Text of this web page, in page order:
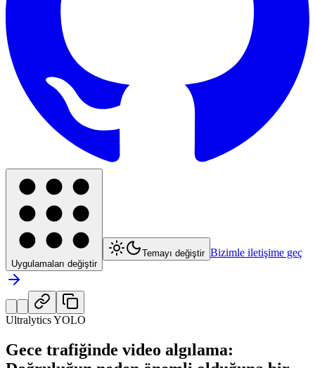
Uygulamaları değiştir
Temayı değiştir Bizimle iletişime geç
Ultralytics YOLO
Gece trafiğinde video algılama: